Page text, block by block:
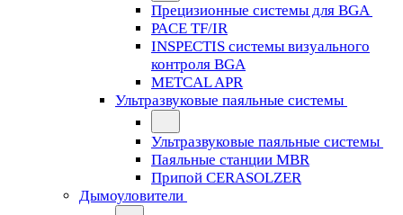
Прецизионные системы для BGA
PACE TF/IR
INSPECTIS системы визуального
контроля BGA
METCAL APR
Ультразвуковые паяльные системы
Ультразвуковые паяльные системы
Паяльные станции MBR
Припой CERASOLZER
Дымоуловители